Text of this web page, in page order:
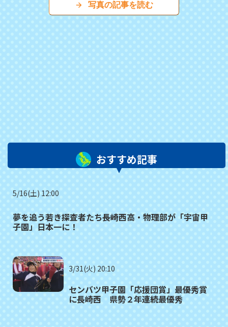
写真の記事を読む
おすすめ記事
5/16(土) 12:00
夢を追う若き探査者たち――長崎西高・物理部が「宇宙甲
子園」日本一に！
3/31(火) 20:10
センバツ甲子園「応援団賞」最優秀賞
に長崎西 県勢２年連続最優秀